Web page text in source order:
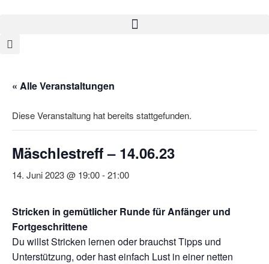
« Alle Veranstaltungen
Diese Veranstaltung hat bereits stattgefunden.
Mäschlestreff – 14.06.23
14. Juni 2023 @ 19:00-21:00
Stricken in gemütlicher Runde für Anfänger und
Fortgeschrittene
Du willst Stricken lernen oder brauchst Tipps und
Unterstützung, oder hast einfach Lust in einer netten